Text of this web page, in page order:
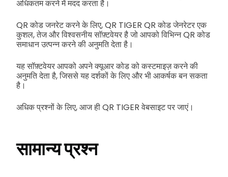
अधिकतम करने में मदद करता है।
QR कोड जनरेट करने के लिए, QR TIGER QR कोड जेनरेटर एक
कुशल, तेज और विश्वसनीय सॉफ़्टवेयर है जो आपको विभिन्न QR कोड
समाधान उत्पन्न करने की अनुमति देता है।
यह सॉफ़्टवेयर आपको अपने क्यूआर कोड को कस्टमाइज़ करने की
अनुमति देता है, जिससे यह दर्शकों के लिए और भी आकर्षक बन सकता
है।
अधिक प्रश्नों के लिए, आज ही QR TIGER वेबसाइट पर जाएं।
सामान्य प्रश्न